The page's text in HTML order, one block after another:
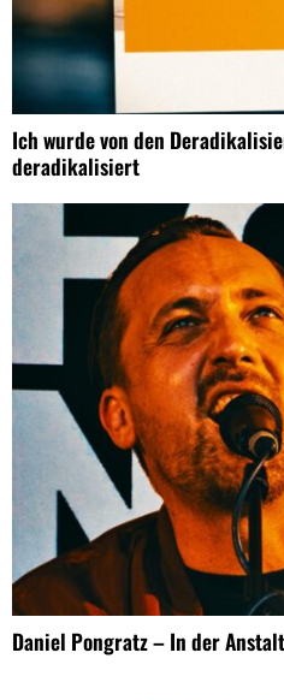
Ich wurde von den
deradikalisiert
Daniel Pongratz – In der